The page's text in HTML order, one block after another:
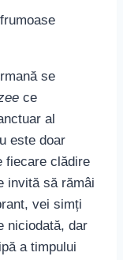
se
ce
al
este doar
fiecare clădire
invită să rămâi
vei simți
niciodată, dar
a timpului